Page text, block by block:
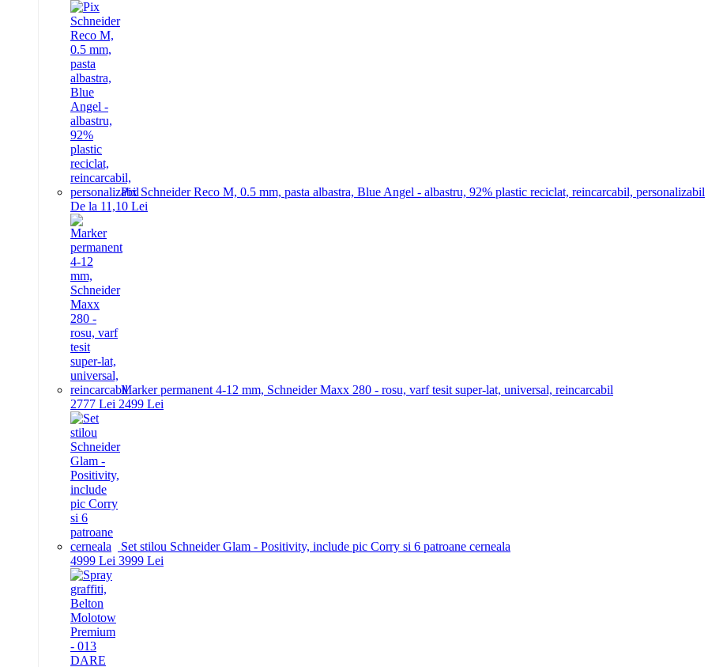
Pix Schneider Reco M, 0.5 mm, pasta albastra, Blue Angel - albastru, 92% plastic reciclat, reincarcabil, personalizabil
De la 11,10 Lei
Marker permanent 4-12 mm, Schneider Maxx 280 - rosu, varf tesit super-lat, universal, reincarcabil
2777 Lei 2499 Lei
Set stilou Schneider Glam - Positivity, include pic Corry si 6 patroane cerneala
4999 Lei 3999 Lei